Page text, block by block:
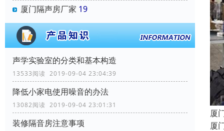
厦门隔声房厂家 19
声学实验室的分类和基本构造
13533阅读 2019-09-04 23:04:39
降低小家电使用噪音的办法
13082阅读 2019-09-04 23:01:31
装修隔音房注意事项
厦
厦